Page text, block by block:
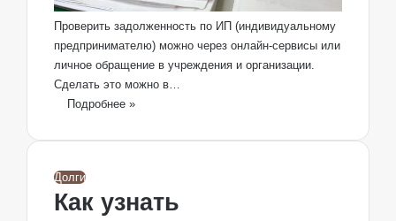
Проверить задолженность по ИП (индивидуальному
предпринимателю) можно через онлайн-сервисы или
личное обращение в учреждения и организации.
Сделать это можно в…
Подробнее »
Долги
Как узнать